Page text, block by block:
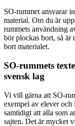
SO-rummet ansvarar
material. Om du är
rummets användning
bör plockas bort, så är
bort materialet.
SO-rummets
svensk lag
Vi vill gärna att SO-
exempel av elever
samtidigt att alla som
sajten. Det är mycket